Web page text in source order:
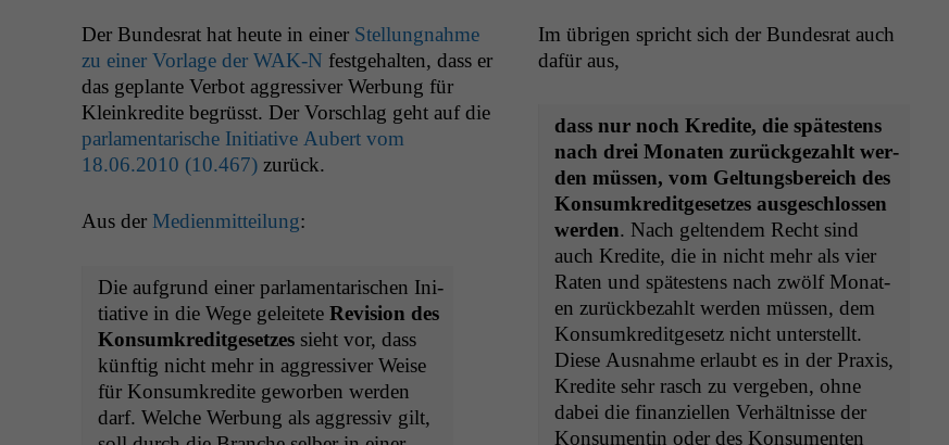
Der Bun­desrat hat heute in ein­er Stel­lung­nahme
zu ein­er Vor­lage der WAK‑N fest­ge­hal­ten, dass er
das geplante Ver­bot aggres­siv­er Wer­bung für
Kleinkred­ite begrüsst. Der Vorschlag geht auf die
par­la­men­tarische Ini­tia­tive Aubert vom
18.06.2010 (10.467) zurück.
Aus der Medi­en­mit­teilung:
Die auf­grund ein­er par­la­men­tarischen Ini­
tia­tive in die Wege geleit­ete Revi­sion des
Kon­sumkred­it­ge­set­zes sieht vor, dass
kün­ftig nicht mehr in aggres­siv­er Weise
für Kon­sumkred­ite gewor­ben wer­den
darf. Welche Wer­bung als aggres­siv gilt,
Im übri­gen spricht sich der Bun­desrat auch
dafür aus,
dass nur noch Kred­ite, die spätestens
nach drei Monat­en zurück­gezahlt wer­
den müssen, vom Gel­tungs­bere­ich des
Kon­sumkred­it­ge­set­zes aus­geschlossen
wer­den. Nach gel­ten­dem Recht sind
auch Kred­ite, die in nicht mehr als vier
Rat­en und spätestens nach zwölf Monat­
en zurück­bezahlt wer­den müssen, dem
Kon­sumkred­it­ge­setz nicht unter­stellt.
Diese Aus­nahme erlaubt es in der Prax­is,
Kred­ite sehr rasch zu vergeben, ohne
dabei die finanziellen Ver­hält­nisse der
Kon­sumentin oder des Kon­sumenten